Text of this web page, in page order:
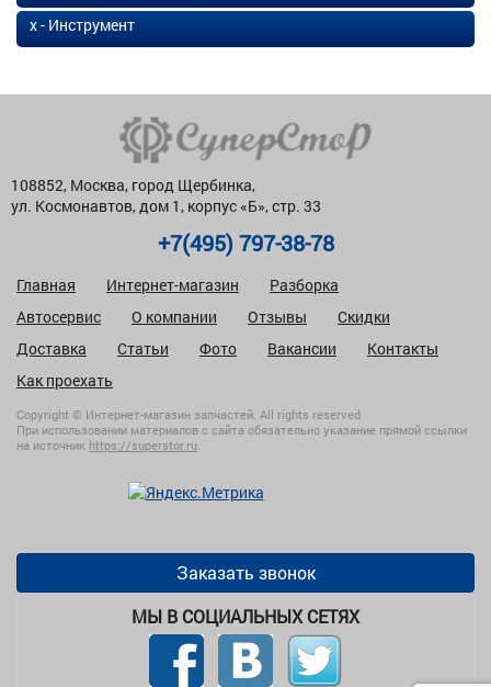
х - Инструмент
108852, Москва, город Щербинка,
ул. Космонавтов, дом 1, корпус «Б», стр. 33
+7(495) 797-38-78
Главная Интернет-магазин
Разборка
Автосервис
О компании Отзывы
Скидки
Доставка
Статьи Фото Вакансии
Контакты
Как проехать
Copyright © Интернет-магазин запчастей. All rights reserved
При использовании материалов с сайта обязательно указание прямой ссылки
на источник https://superstor.ru.
Заказать звонок
МЫ В СОЦИАЛЬНЫХ СЕТЯХ